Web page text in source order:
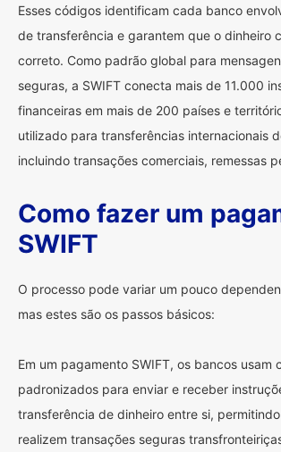
Esses códigos identificam cada banco
de transferência e garantem que o dinheiro
correto. Como padrão global para
seguras, a SWIFT conecta mais de 11.000
financeiras em mais de 200 países e
utilizado para transferências internacionais
incluindo transações comerciais, remessas
Como fazer um
SWIFT
O processo pode variar um pouco
mas estes são os passos básicos:
Em um pagamento SWIFT, os bancos usam
padronizados para enviar e receber
transferência de dinheiro entre si,
realizem transações seguras